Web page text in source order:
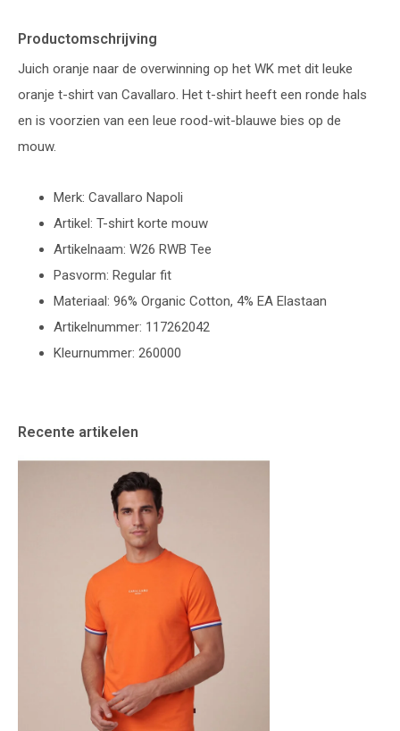
Productomschrijving
Juich oranje naar de overwinning op het WK met dit leuke
oranje t-shirt van Cavallaro. Het t-shirt heeft een ronde hals
en is voorzien van een leue rood-wit-blauwe bies op de
mouw.
Merk: Cavallaro Napoli
Artikel: T-shirt korte mouw
Artikelnaam: W26 RWB Tee
Pasvorm: Regular fit
Materiaal: 96% Organic Cotton, 4% EA Elastaan
Artikelnummer: 117262042
Kleurnummer: 260000
Recente artikelen